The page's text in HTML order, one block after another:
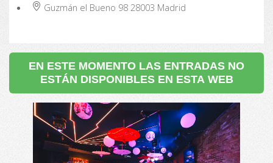
Guzmán el Bueno 9828003 Madrid
EN ESTE MOMENTO LAS ENTRADAS NO
ESTÁN DISPONIBLES EN ESTA WEB